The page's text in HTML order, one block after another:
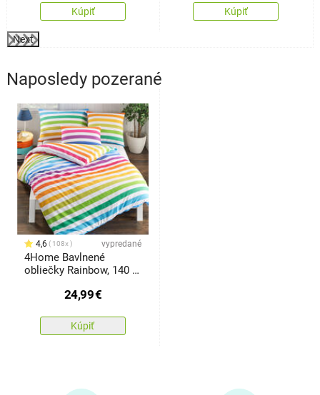
Kúpiť Kúpiť
Next
Naposledy pozerané
4,6 108x vypredané
4Home Bavlnené
obliečky Rainbow, 140 x
24,99€
Kúpiť